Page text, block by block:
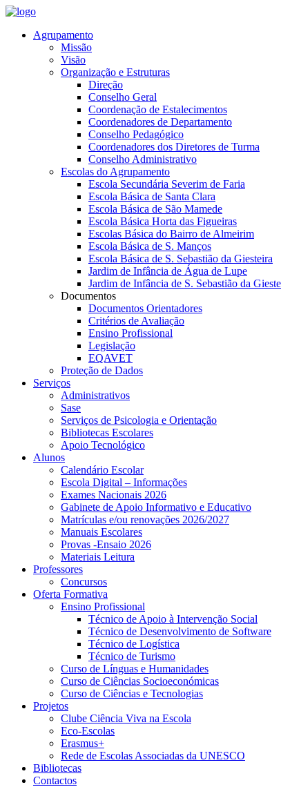
Agrupamento
Missão
Visão
Organização e Estruturas
Direção
Conselho Geral
Coordenação de Estalecimentos
Coordenadores de Departamento
Conselho Pedagógico
Coordenadores dos Diretores de Turma
Conselho Administrativo
Escolas do Agrupamento
Escola Secundária Severim de Faria
Escola Básica de Santa Clara
Escola Básica de São Mamede
Escola Básica Horta das Figueiras
Escolas Básica do Bairro de Almeirim
Escola Básica de S. Manços
Escola Básica de S. Sebastião da Giesteira
Jardim de Infância de Água de Lupe
Jardim de Infância de S. Sebastião da
Documentos
Documentos Orientadores
Critérios de Avaliação
Ensino Profissional
Legislação
EQAVET
Proteção de Dados
Serviços
Administrativos
Sase
Serviços de Psicologia e Orientação
Bibliotecas Escolares
Apoio Tecnológico
Alunos
Calendário Escolar
Escola Digital – Informações
Exames Nacionais 2026
Gabinete de Apoio Informativo e Educativo
Matrículas e/ou renovações 2026/2027
Manuais Escolares
Provas -Ensaio 2026
Materiais Leitura
Professores
Concursos
Oferta Formativa
Ensino Profissional
Técnico de Apoio à Intervenção Social
Técnico de Desenvolvimento de Software
Técnico de Logística
Técnico de Turismo
Curso de Línguas e Humanidades
Curso de Ciências Socioeconómicas
Curso de Ciências e Tecnologias
Projetos
Clube Ciência Viva na Escola
Eco-Escolas
Erasmus+
Rede de Escolas Associadas da UNESCO
Bibliotecas
Contactos